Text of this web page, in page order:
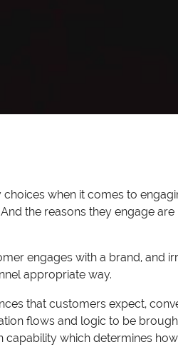
when it comes to
the reasons they engage
engages with a brand, and
appropriate way.
that customers expect,
flows and logic to be
capability which determines